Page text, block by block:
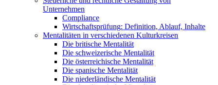
Unternehmen
Compliance
Wirtschaftsprüfung: Definition, Ablauf, Inhalte
Mentalitäten in verschiedenen Kulturkreisen
Die britische Mentalität
Die schweizerische Mentalität
Die österreichische Mentalität
Die spanische Mentalität
Die niederländische Mentalität